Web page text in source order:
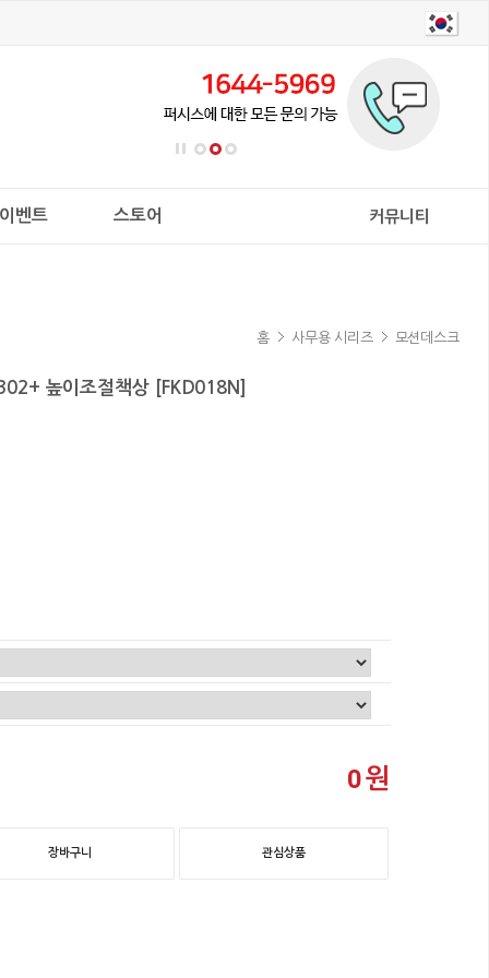
이벤트 스토어 커뮤니티
홈 사무용 시리즈 모션데스크
높이조절책상 [FKD018N]
0원
장바구니 관심상품